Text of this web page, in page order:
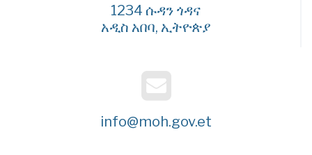
1234 ሱዳን ጎዳና
አዲስ አበባ, ኢትዮጵያ
info@moh.gov.et